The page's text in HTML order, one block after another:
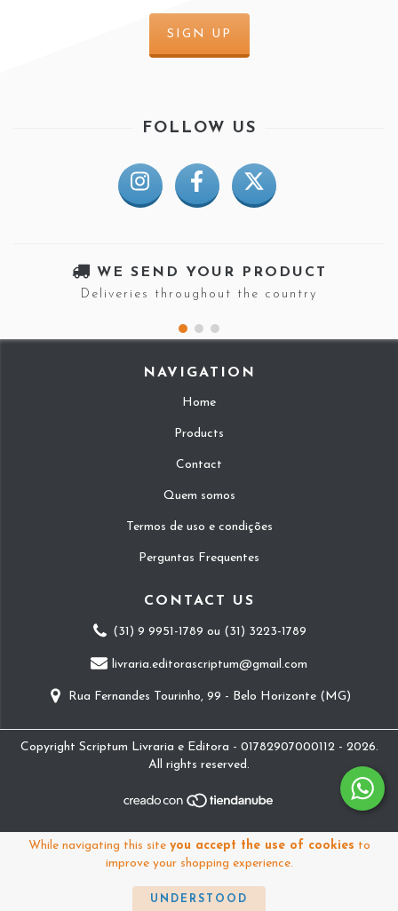
While navigating this site you accept the use of cookies to
improve your shopping experience.
UNDERSTOOD
FOLLOW US
WE SEND YOUR PRODUCT
Deliveries throughout the country
NAVIGATION
Home
Products
Contact
Quem somos
Termos de uso e condições
Perguntas Frequentes
CONTACT US
(31) 9 9951-1789 ou (31) 3223-1789
livraria.editorascriptum@gmail.com
Rua Fernandes Tourinho, 99 - Belo Horizonte (MG)
Copyright Scriptum Livraria e Editora - 01782907000112 - 2026.
All rights reserved.